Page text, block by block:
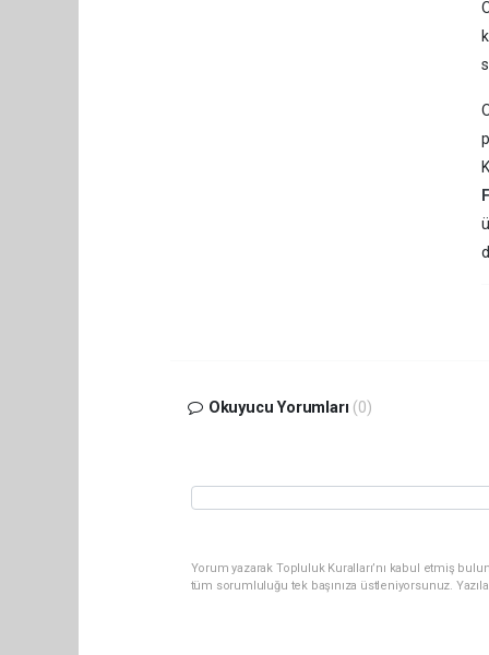
Okuyucu Yorumları (0)
Yorum yazarak Topluluk Kuralları’nı kabul etmiş
tüm sorumluluğu tek başınıza üstleniyorsunuz.